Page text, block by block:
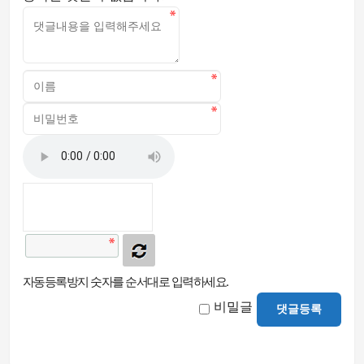
자동등록방지 숫자를 순서대로 입력하세요.
비밀글 댓글등록